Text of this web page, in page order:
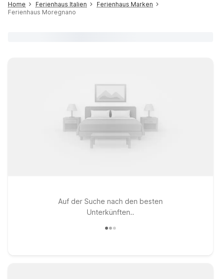
Home Ferienhaus Italien
Ferienhaus Marken
Ferienhaus Moregnano
Auf der Suche nach den besten
Unterkünften..